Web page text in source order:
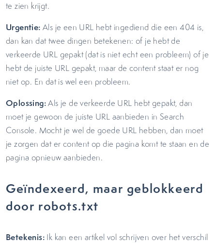
te zien krijgt.
Urgentie: Als je een URL hebt ingediend die een 404 is,
dan kan dat twee dingen betekenen: of je hebt de
verkeerde URL gepakt (dat is niet echt een probleem) of je
hebt de juiste URL gepakt, maar de content staat er nog
niet op. En dat is wel een probleem.
Oplossing:Als je de verkeerde URL hebt gepakt, dan
moet je gewoon de juiste URL aanbieden in Search
Console. Mocht je wel de goede URL hebben, dan moet
je zorgen dat er content op die pagina komt te staan en de
pagina opnieuw aanbieden.
Geïndexeerd, maar geblokkeerd
door robots.txt
Betekenis: Ik kan een artikel vol schrijven over het verschil